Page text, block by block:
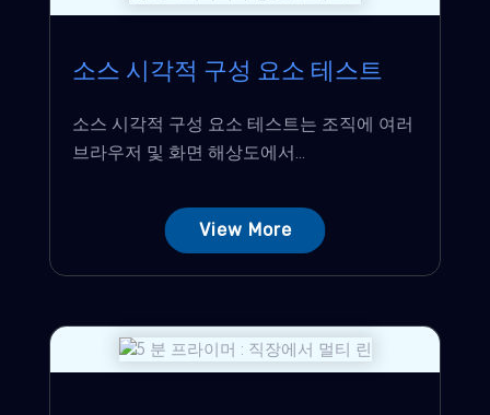
소스 시각적 구성 요소 테스트
소스 시각적 구성 요소 테스트는 조직에 여러
브라우저 및 화면 해상도에서...
View More